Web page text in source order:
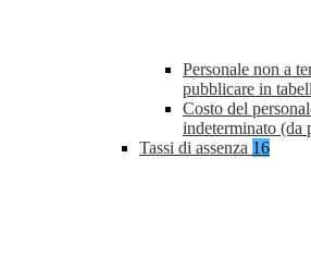
Personale non a
pubblicare in
Costo del
indeterminato (da
Tassi di assenza 16